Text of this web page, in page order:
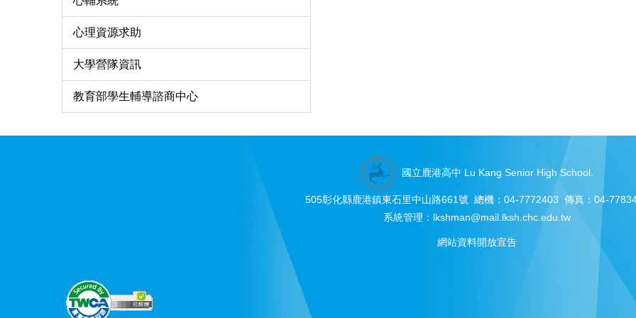
心理資源求助
大學營隊資訊
教育部學生輔導諮商中心
國立鹿港高中 Lu Kang Senior High School.
505彰化縣鹿港鎮東石里中山路661號 總機：04-7772403 傳真：04-
系統管理： lkshman@mail.lksh.chc.edu.tw
網站資料開放宣告